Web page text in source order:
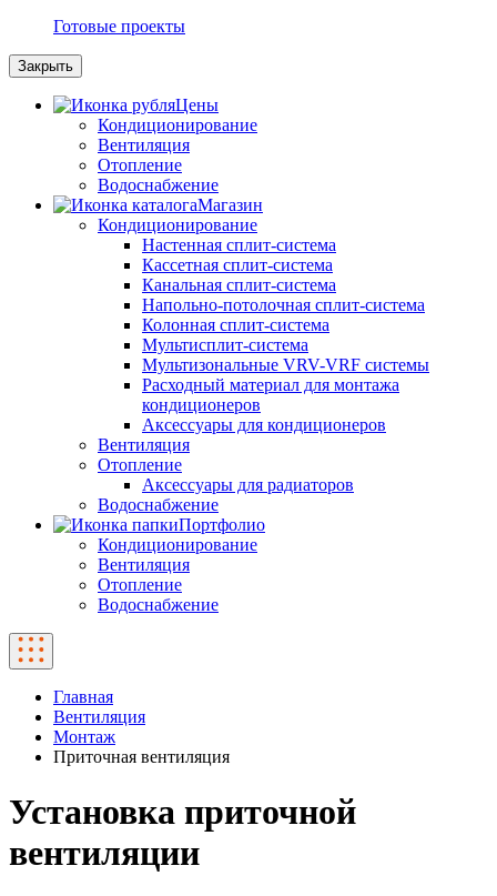
Готовые проекты
Закрыть
Цены
Кондиционирование
Вентиляция
Отопление
Водоснабжение
Магазин
Кондиционирование
Настенная сплит-система
Кассетная сплит-система
Канальная сплит-система
Напольно-потолочная сплит-система
Колонная сплит-система
Мультисплит-система
Мультизональные VRV-VRF системы
Расходный материал для монтажа
кондиционеров
Аксессуары для кондиционеров
Вентиляция
Отопление
Аксессуары для радиаторов
Водоснабжение
Портфолио
Кондиционирование
Вентиляция
Отопление
Водоснабжение
Главная
Вентиляция
Монтаж
Приточная вентиляция
Установка приточной
вентиляции